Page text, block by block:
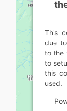
This
due
to the
to
this
used.